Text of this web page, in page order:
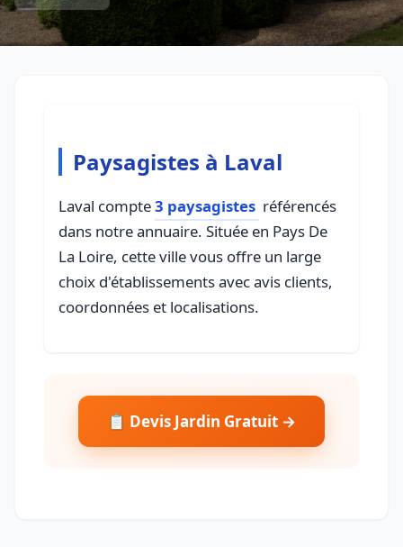
Paysagistes à Laval
Laval compte3 paysagistes référencés
dans notre annuaire. Située en Pays De
La Loire, cette ville vous offre un large
choix d'établissements avec avis clients,
coordonnées et localisations.
📋 Devis Jardin Gratuit →